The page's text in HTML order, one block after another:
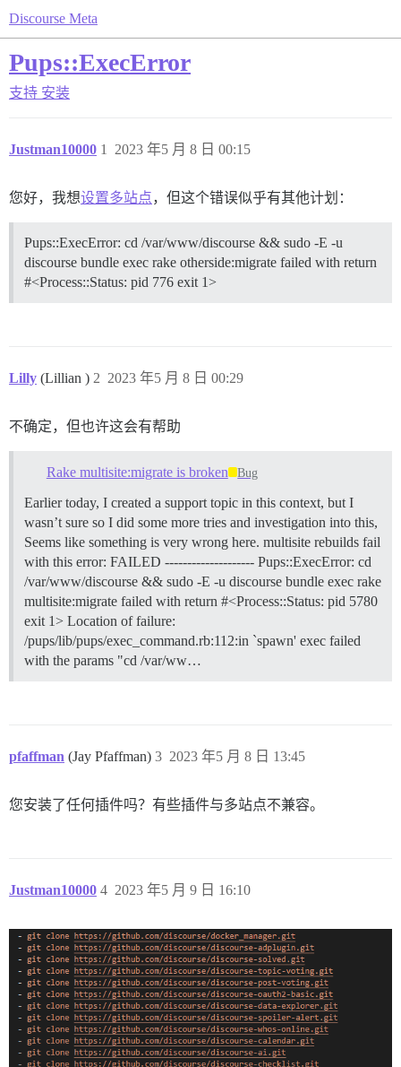
Discourse Meta
Pups::ExecError
支持 安装
Justman10000 2023 年5 月 8 日 00:15
1
您好，我想设置多站点，但这个错误似乎有其他计划：
Pups::ExecError: cd /var/www/discourse && sudo -E -u
discourse bundle exec rake otherside:migrate failed with return
#<Process::Status: pid 776 exit 1>
Lilly (Lillian ) 2023 年5 月 8 日 00:29
2
不确定，但也许这会有帮助
Rake multisite:migrate is broken Bug
Earlier today, I created a support topic in this context, but I
wasn’t sure so I did some more tries and investigation into this,
Seems like something is very wrong here. multisite rebuilds fail
with this error: FAILED -------------------- Pups::ExecError: cd
/var/www/discourse && sudo -E -u discourse bundle exec rake
multisite:migrate failed with return #<Process::Status: pid 5780
exit 1> Location of failure:
/pups/lib/pups/exec_command.rb:112:in `spawn' exec failed
with the params "cd /var/ww…
pfaffman (Jay Pfaffman) 2023 年5 月 8 日 13:45
3
您安装了任何插件吗？有些插件与多站点不兼容。
Justman10000 2023 年5 月 9 日 16:10
4